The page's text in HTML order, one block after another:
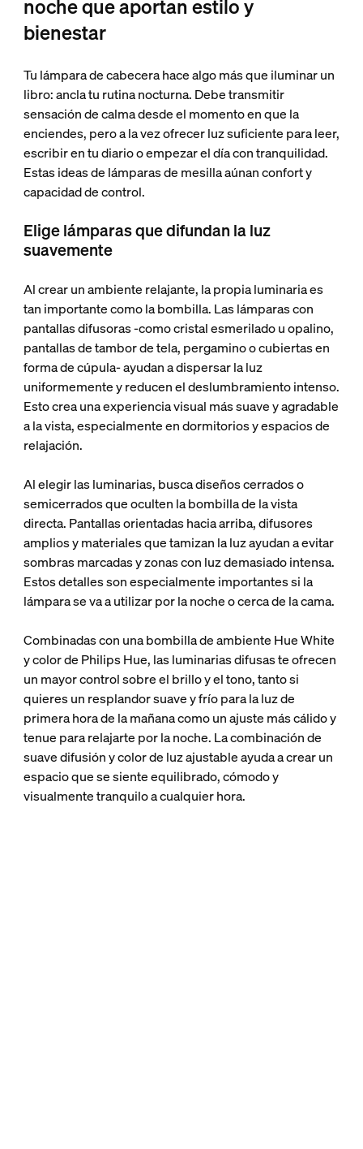
noche que aportan estilo y
bienestar
Tu lámpara de cabecera hace algo más que iluminar un
libro: ancla tu rutina nocturna. Debe transmitir
sensación de calma desde el momento en que la
enciendes, pero a la vez ofrecer luz suficiente para leer,
escribir en tu diario o empezar el día con tranquilidad.
Estas ideas de lámparas de mesilla aúnan confort y
capacidad de control.
Elige lámparas que difundan la luz
suavemente
Al crear un ambiente relajante, la propia luminaria es
tan importante como la bombilla. Las lámparas con
pantallas difusoras -como cristal esmerilado u opalino,
pantallas de tambor de tela, pergamino o cubiertas en
forma de cúpula- ayudan a dispersar la luz
uniformemente y reducen el deslumbramiento intenso.
Esto crea una experiencia visual más suave y agradable
a la vista, especialmente en dormitorios y espacios de
relajación.
Al elegir las luminarias, busca diseños cerrados o
semicerrados que oculten la bombilla de la vista
directa. Pantallas orientadas hacia arriba, difusores
amplios y materiales que tamizan la luz ayudan a evitar
sombras marcadas y zonas con luz demasiado intensa.
Estos detalles son especialmente importantes si la
lámpara se va a utilizar por la noche o cerca de la cama.
Combinadas con una bombilla de ambiente Hue White
y color de Philips Hue, las luminarias difusas te ofrecen
un mayor control sobre el brillo y el tono, tanto si
quieres un resplandor suave y frío para la luz de
primera hora de la mañana como un ajuste más cálido y
tenue para relajarte por la noche. La combinación de
suave difusión y color de luz ajustable ayuda a crear un
espacio que se siente equilibrado, cómodo y
visualmente tranquilo a cualquier hora.